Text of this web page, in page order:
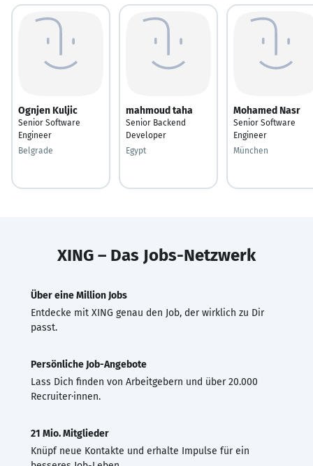
Ognjen Kuljic
Senior Software
Engineer
Belgrade
mahmoud taha
Senior Backend
Developer
Egypt
Mohamed Nasr
Senior Software
Engineer
München
XING – Das Jobs-Netzwerk
Über eine Million Jobs
Entdecke mit XING genau den Job, der wirklich zu Dir
passt.
Persönliche Job-Angebote
Lass Dich finden von Arbeitgebern und über 20.000
Recruiter·innen.
21 Mio. Mitglieder
Knüpf neue Kontakte und erhalte Impulse für ein